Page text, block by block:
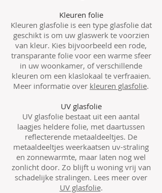
Kleuren folie
Kleuren glasfolie is een type glasfolie dat
geschikt is om uw glaswerk te voorzien
van kleur. Kies bijvoorbeeld een rode,
transparante folie voor een warme sfeer
in uw woonkamer, of verschillende
kleuren om een klaslokaal te verfraaien.
Meer informatie over kleuren glasfolie.
UV glasfolie
UV glasfolie bestaat uit een aantal
laagjes heldere folie, met daartussen
reflecterende metaaldeeltjes. De
metaaldeeltjes weerkaatsen uv-straling
en zonnewarmte, maar laten nog wel
zonlicht door. Zo blijft u woning vrij van
schadelijke stralingen. Lees meer over
UV glasfolie.